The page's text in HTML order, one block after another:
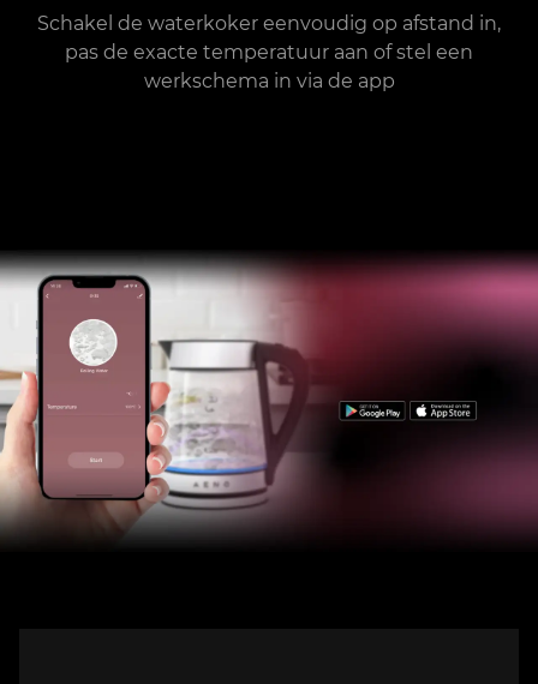
Schakel de waterkoker eenvoudig op afstand in,
pas de exacte temperatuur aan of stel een
werkschema in via de app